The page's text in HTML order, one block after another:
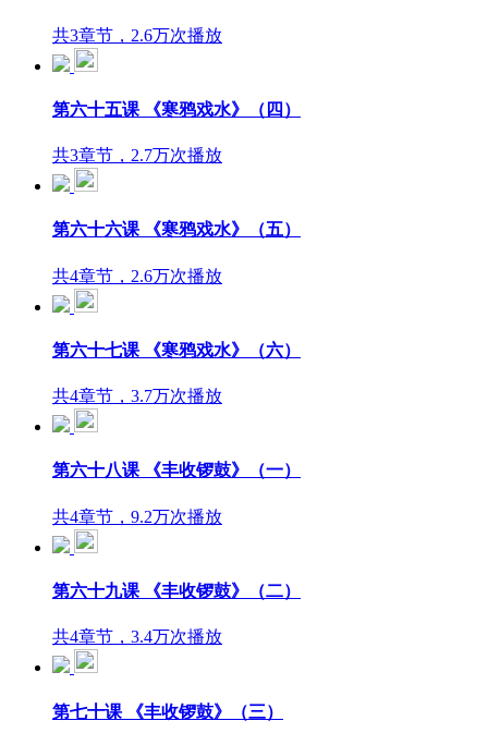
共3章节，2.6万次播放
第六十五课 《寒鸦戏水》（四）
共3章节，2.7万次播放
第六十六课 《寒鸦戏水》（五）
共4章节，2.6万次播放
第六十七课 《寒鸦戏水》（六）
共4章节，3.7万次播放
第六十八课 《丰收锣鼓》（一）
共4章节，9.2万次播放
第六十九课 《丰收锣鼓》（二）
共4章节，3.4万次播放
第七十课 《丰收锣鼓》（三）